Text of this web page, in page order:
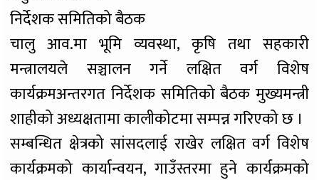
निर्देशक समितिको बैठक
चालु आव.मा भूमि व्यवस्था, कृषि तथा सहकारी
मन्त्रालयले सञ्चालन गर्ने लक्षित वर्ग विशेष
कार्यक्रमअन्तरगत निर्देशक समितिको बैठक मुख्यमन्त्री
शाहीको अध्यक्षतामा कालीकोटमा सम्पन्न गरिएको छ ।
सम्बन्धित क्षेत्रको सांसदलाई राखेर लक्षित वर्ग विशेष
कार्यक्रमको कार्यान्वयन, गाउँस्तरमा हुने कार्यक्रमको